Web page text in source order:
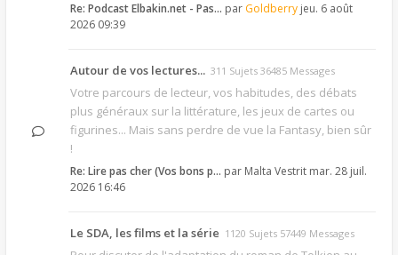
Re: Podcast Elbakin.net - Pas… par Goldberry jeu. 6 août
2026 09:39
Autour de vos lectures... 311 Sujets 36485 Messages
Votre parcours de lecteur, vos habitudes, des débats
plus généraux sur la littérature, les jeux de cartes ou
figurines... Mais sans perdre de vue la Fantasy, bien sûr
!
Re: Lire pas cher (Vos bons p… par Malta Vestrit mar. 28 juil.
2026 16:46
Le SDA, les films et la série 1120 Sujets 57449 Messages